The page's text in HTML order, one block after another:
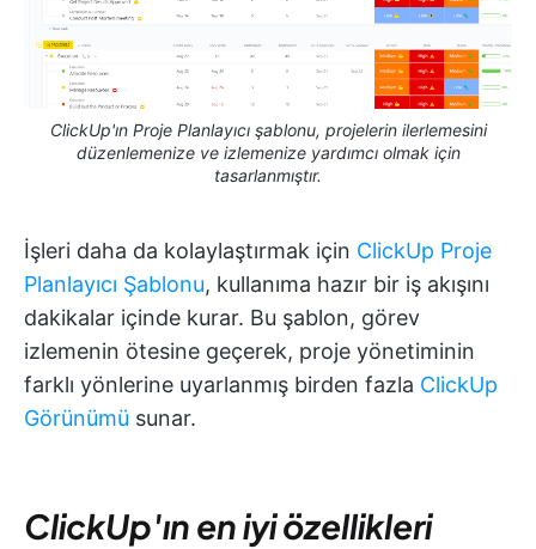
ClickUp'ın Proje Planlayıcı şablonu, projelerin ilerlemesini
düzenlemenize ve izlemenize yardımcı olmak için
tasarlanmıştır.
İşleri daha da kolaylaştırmak için ClickUp Proje
Planlayıcı Şablonu, kullanıma hazır bir iş akışını
dakikalar içinde kurar. Bu şablon, görev
izlemenin ötesine geçerek, proje yönetiminin
farklı yönlerine uyarlanmış birden fazla ClickUp
Görünümü sunar.
ClickUp'ın en iyi özellikleri